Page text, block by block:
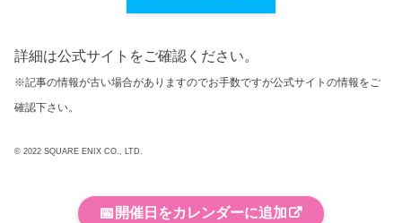
詳細は公式サイトをご確認ください。
※記事の情報が古い場合がありますのでお手数ですが公式サイトの情報をご
確認下さい。
© 2022 SQUARE ENIX CO., LTD.
📅 開催日をカレンダーに追加